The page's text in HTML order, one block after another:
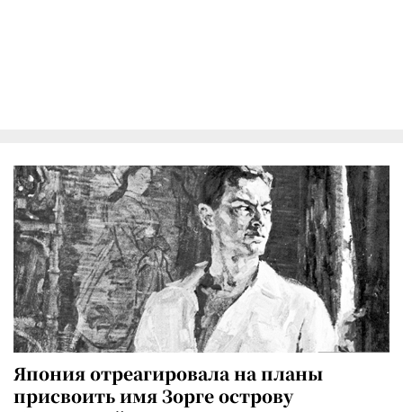
Япония отреагировала на планы
присвоить имя Зорге острову